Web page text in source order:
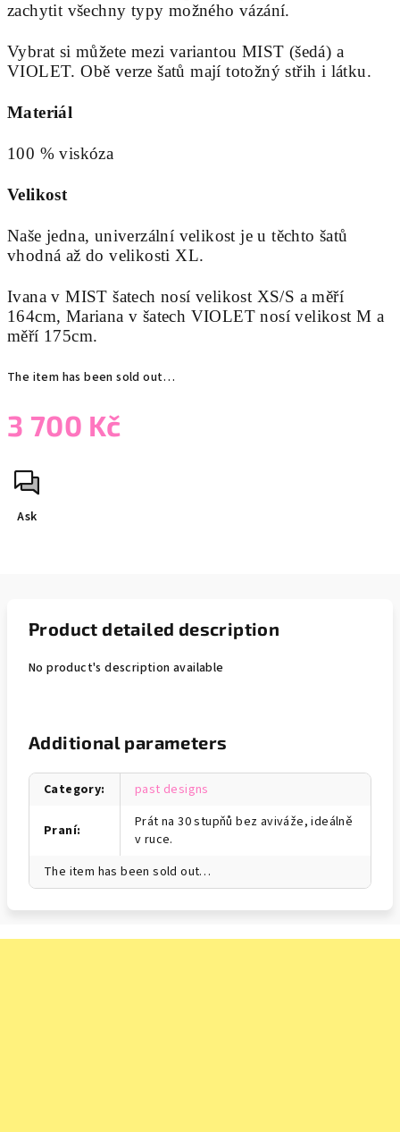
zachytit všechny typy možného vázání.
Vybrat si můžete mezi variantou MIST (šedá) a
VIOLET. Obě verze šatů mají totožný střih i látku.
Materiál
100 % viskóza
Velikost
Naše jedna, univerzální velikost je u těchto šatů
vhodná až do velikosti XL.
Ivana v MIST šatech nosí velikost XS/S a měří
164cm, Mariana v šatech VIOLET nosí velikost M a
měří 175cm.
The item has been sold out…
3 700 Kč
price:
Ask
Product detailed description
No product's description available
Additional parameters
Category: past designs
Praní:
Prát na 30 stupňů bez aviváže, ideálně
v ruce.
The item has been sold out…